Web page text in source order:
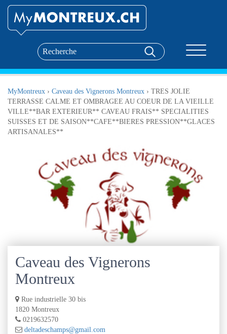
MyMontreux › Caveau des Vignerons Montreux › TRES JOLIE
TERRASSE CALME ET OMBRAGEE AU COEUR DE LA VIEILLE
VILLE**BAR EXTERIEUR** CAVEAU FRAIS** SPECIALITIES
SUISSES ET DE SAISON**CAFE**BIERES PRESSION**GLACES
ARTISANALES**
Caveau des Vignerons
Montreux
Rue industrielle 30 bis
1820 Montreux
0219632570
deltadeschamps@gmail.com